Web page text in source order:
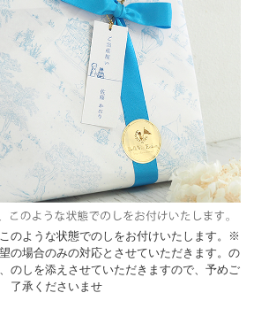
のような状態でのしをお付けいたします。※
の場合のみの対応とさせていただきます。の
のしを添えさせていただきますので、予めご
了承くださいませ